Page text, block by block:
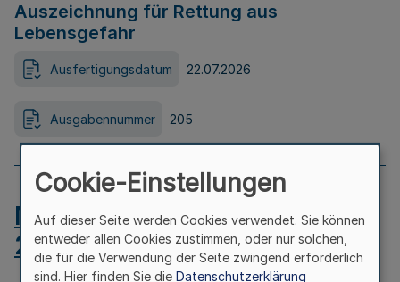
Auszeichnung für Rettung aus
Lebensgefahr
Ausfertigungsdatum 22.07.2026
Ausgabennummer 205
MB.NRW 2026 Nr. 204 vom
24.07.2026
Cookie-Einstellungen
Auf dieser Seite werden Cookies verwendet. Sie können
entweder allen Cookies zustimmen, oder nur solchen,
die für die Verwendung der Seite zwingend erforderlich
sind. Hier finden Sie die Datenschutzerklärung